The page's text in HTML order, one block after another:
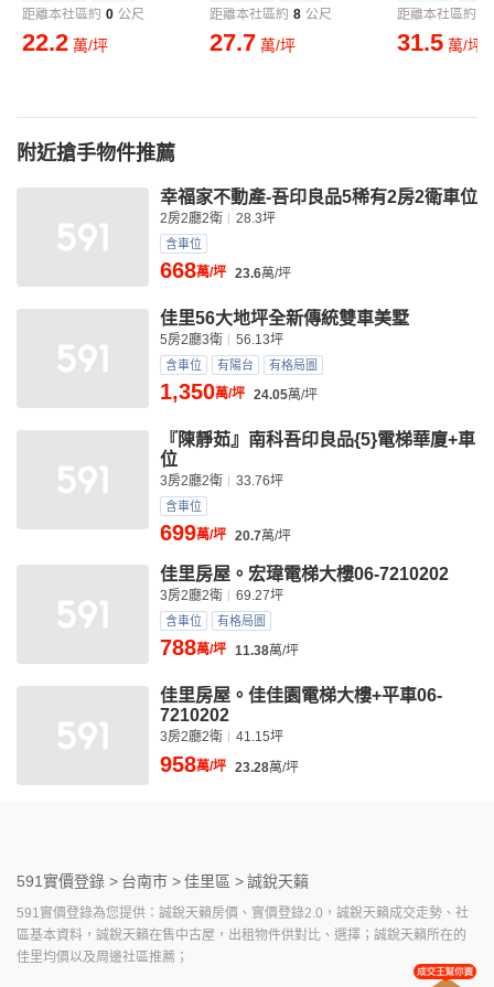
距離本社區約 0 公尺
22.2 萬/坪
距離本社區約 8 公尺
27.7 萬/坪
距離本社區約
31.5 萬/坪
附近搶手物件推薦
幸福家不動產-吾印良品5稀有2房2衛車位
2房2廳2衛 28.3坪
含車位
668萬/坪 23.6萬/坪
佳里56大地坪全新傳統雙車美墅
5房2廳3衛 56.13坪
含車位 有陽台 有格局圖
1,350萬/坪 24.05萬/坪
『陳靜茹』南科吾印良品{5}電梯華廈+車
位
3房2廳2衛 33.76坪
含車位
699萬/坪 20.7萬/坪
佳里房屋。宏瑋電梯大樓06-7210202
3房2廳2衛 69.27坪
含車位 有格局圖
788萬/坪 11.38萬/坪
佳里房屋。佳佳園電梯大樓+平車06-
7210202
3房2廳2衛 41.15坪
958萬/坪 23.28萬/坪
591實價登錄 > 台南市 >佳里區 >誠銳天籟
591實價登錄為您提供：誠銳天籟房價、實價登錄2.0，誠銳天籟成交走勢、社
區基本資料，誠銳天籟在售中古屋，出租物件供對比、選擇；誠銳天籟所在的
佳里均價以及周邊社區推薦；